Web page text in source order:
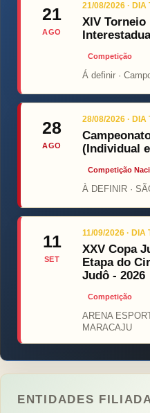
21
AGO
21/08/2026 · DIA
XIV Torneio
Competição
Á definir ·
28
AGO
28/08/2026 · DIA
(Individual
Competição
À DEFINIR ·
11
SET
11/09/2026 · DIA
XXV Copa
Etapa do
Judô - 2026
Competição
ARENA
MARACAJU
ENTIDADES